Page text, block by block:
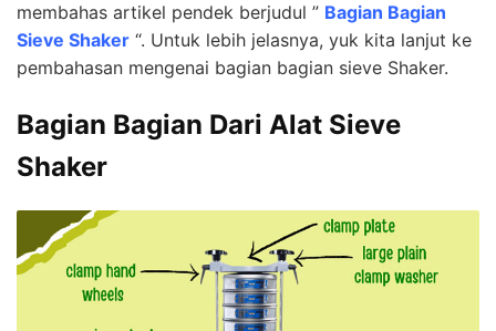
membahas artikel pendek berjudul ” Bagian Bagian
Sieve Shaker “. Untuk lebih jelasnya, yuk kita lanjut ke
pembahasan mengenai bagian bagian sieve Shaker.
Bagian Bagian Dari Alat Sieve
Shaker